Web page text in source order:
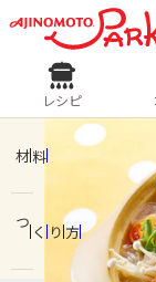
ロ
ホー
レ
人気の食材
きゅうり
レシピ
材料
つくり方